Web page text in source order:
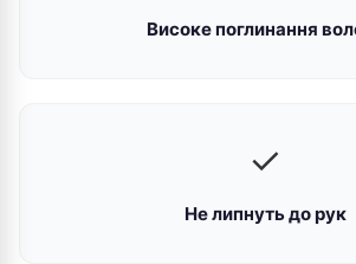
Високе поглинання
✓
Не липнуть до рук